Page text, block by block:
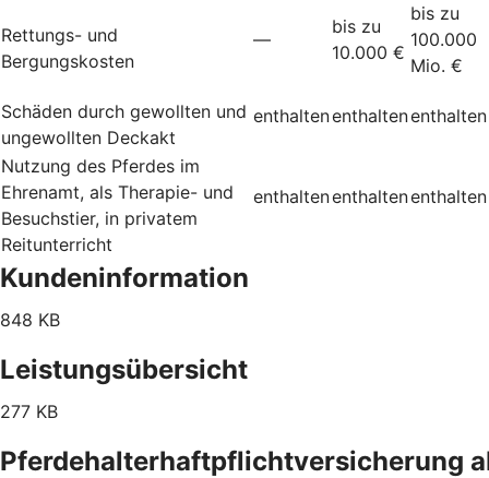
Rettungs- und
Bergungskosten
—
bis zu
10.000 €
bis zu
100.000
Mio. €
Schäden durch gewollten und
ungewollten Deckakt
enthaltenenthaltenenthalten
Nutzung des Pferdes im
Ehrenamt, als Therapie- und
Besuchstier, in privatem
Reitunterricht
enthaltenenthaltenenthalten
Kundeninformation
848 KB
Leistungsübersicht
277 KB
Pferdehalterhaftpflichtversicherung